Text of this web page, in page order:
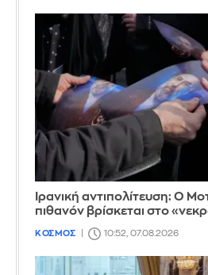
Ιρανική αντιπολίτευση: Ο
πιθανόν βρίσκεται στο
ΚΟΣΜΟΣ 10:52, 07.08.2026